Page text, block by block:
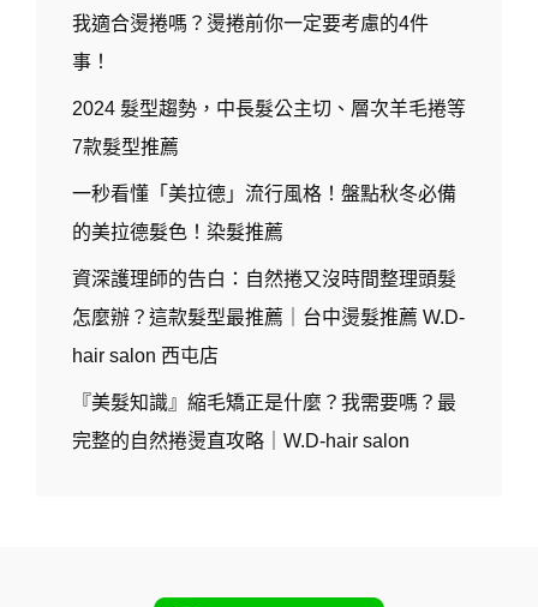
我適合燙捲嗎？燙捲前你一定要考慮的4件
事！
2024 髮型趨勢，中長髮公主切、層次羊毛捲等
7款髮型推薦
一秒看懂「美拉德」流行風格！盤點秋冬必備
的美拉德髮色！染髮推薦
資深護理師的告白：自然捲又沒時間整理頭髮
怎麼辦？這款髮型最推薦｜台中燙髮推薦 W.D-
hair salon 西屯店
『美髮知識』縮毛矯正是什麼？我需要嗎？最
完整的自然捲燙直攻略｜W.D-hair salon